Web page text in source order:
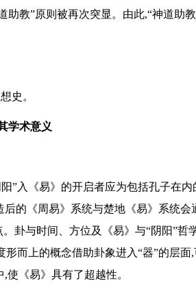
教”原则被再次突显。由此,“神道助
史。
学术意义
”入《易》的开启者应为包括孔子在内
的《周易》系统与楚地《易》系统会
卦与时间、方位及《易》与“阴阳”哲
而上的概念借助卦象进入“器”的层面,
《易》具有了超越性。